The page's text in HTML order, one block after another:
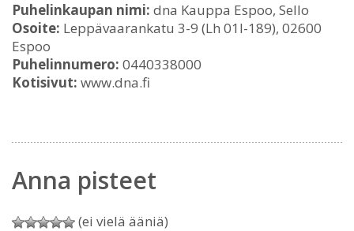
Puhelinkaupan nimi: dna Kauppa Espoo, Sello
Osoite: Leppävaarankatu 3-9 (Lh 01l-189), 02600
Espoo
Puhelinnumero: 0440338000
Kotisivut: www.dna.fi
Anna pisteet
(ei vielä ääniä)